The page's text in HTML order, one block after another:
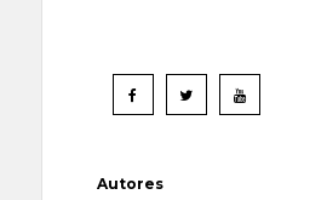
Autores